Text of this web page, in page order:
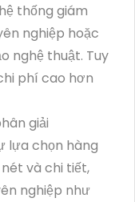
thống giám
nghiệp hoặc
nghệ thuật. Tuy
phí cao hơn
giải
lựa chọn hàng
và chi tiết,
nghiệp như